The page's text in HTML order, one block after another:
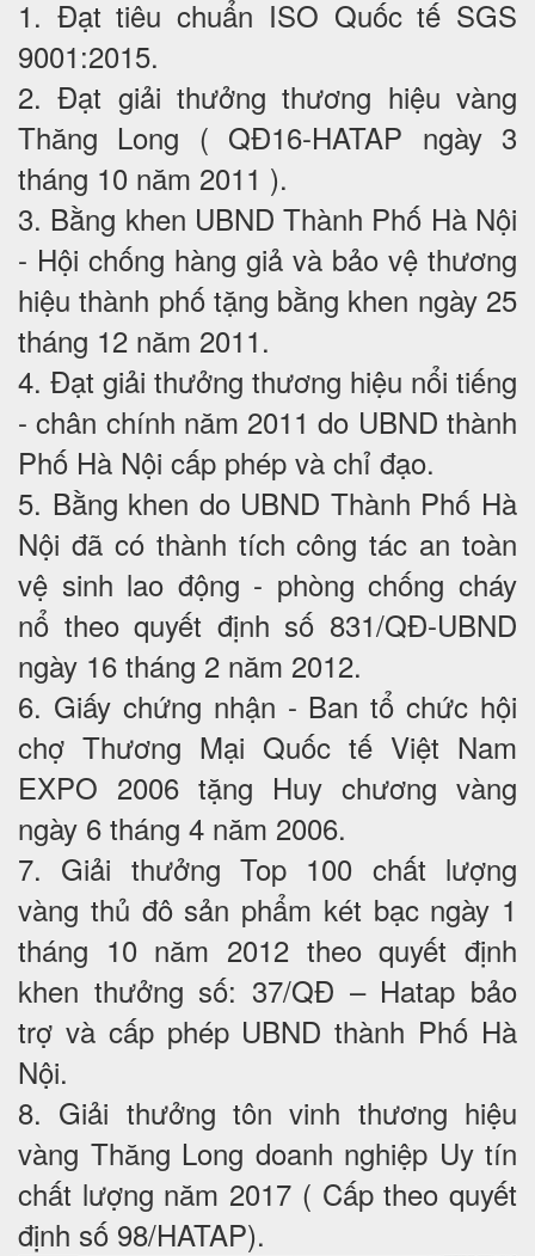
1. Đạt tiêu chuẩn ISO Quốc tế SGS
9001:2015.
2. Đạt giải thưởng thương hiệu vàng
Thăng Long ( QĐ16-HATAP ngày 3
tháng 10 năm 2011 ).
3. Bằng khen UBND Thành Phố Hà Nội
- Hội chống hàng giả và bảo vệ thương
hiệu thành phố tặng bằng khen ngày 25
tháng 12 năm 2011.
4. Đạt giải thưởng thương hiệu nổi tiếng
- chân chính năm 2011 do UBND thành
Phố Hà Nội cấp phép và chỉ đạo.
5. Bằng khen do UBND Thành Phố Hà
Nội đã có thành tích công tác an toàn
vệ sinh lao động - phòng chống cháy
nổ theo quyết định số 831/QĐ-UBND
ngày 16 tháng 2 năm 2012.
6. Giấy chứng nhận - Ban tổ chức hội
chợ Thương Mại Quốc tế Việt Nam
EXPO 2006 tặng Huy chương vàng
ngày 6 tháng 4 năm 2006.
7. Giải thưởng Top 100 chất lượng
vàng thủ đô sản phẩm két bạc ngày 1
tháng 10 năm 2012 theo quyết định
khen thưởng số: 37/QĐ – Hatap bảo
trợ và cấp phép UBND thành Phố Hà
Nội.
8. Giải thưởng tôn vinh thương hiệu
vàng Thăng Long doanh nghiệp Uy tín
chất lượng năm 2017 ( Cấp theo quyết
định số 98/HATAP).